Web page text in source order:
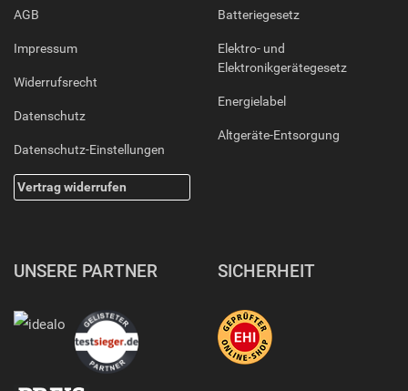
AGB
Impressum
Widerrufsrecht
Datenschutz
Datenschutz-Einstellungen
Vertrag widerrufen
Batteriegesetz
Elektro- und
Elektronikgerätegesetz
Energielabel
Altgeräte-Entsorgung
UNSERE PARTNER SICHERHEIT